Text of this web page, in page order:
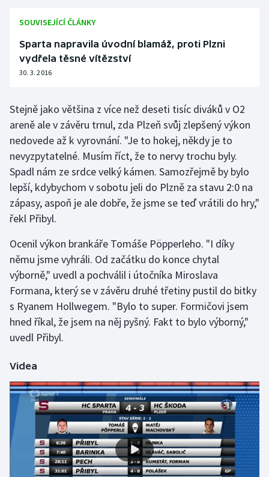
Motorsport
Olympijské hry
Plavání
Plážový volejbal
Ragby
Rychlobruslení
Rychlostní kanoistika
Short track
Sportovní střelba
Stolní tenis
Veslování
Vodní slalom
Volejbal
Ostatní
SOUVISEJÍCÍ ČLÁNKY
Sparta napravila úvodní blamáž, proti Plzni
vydřela těsné vítězství
30. 3. 2016
Stejně jako většina z více než deseti tisíc diváků v O2
areně ale v závěru trnul, zda Plzeň svůj zlepšený výkon
nedovede až k vyrovnání. "Je to hokej, někdy je to
nevyzpytatelné. Musím říct, že to nervy trochu byly.
Spadl nám ze srdce velký kámen. Samozřejmě by bylo
lepší, kdybychom v sobotu jeli do Plzně za stavu 2:0 na
zápasy, aspoň je ale dobře, že jsme se teď vrátili do hry,"
řekl Přibyl.
Ocenil výkon brankáře Tomáše Pöpperleho. "I díky
němu jsme vyhráli. Od začátku do konce chytal
výborně," uvedl a pochválil i útočníka Miroslava
Formana, který se v závěru druhé třetiny pustil do bitky
s Ryanem Hollwegem. "Bylo to super. Formičovi jsem
hned říkal, že jsem na něj pyšný. Fakt to bylo výborný,"
uvedl Přibyl.
Videa